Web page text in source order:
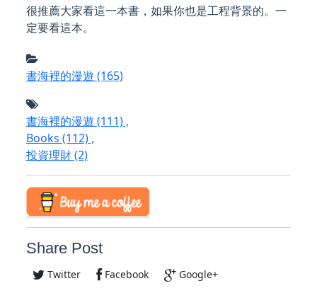
很推薦大家看這一本書，如果你也是工程背景的。一
定要看這本。
書海裡的漫遊 (165)
書海裡的漫遊 (111),
Books (112),
投資理財(2)
Share Post
Twitter Facebook Google+